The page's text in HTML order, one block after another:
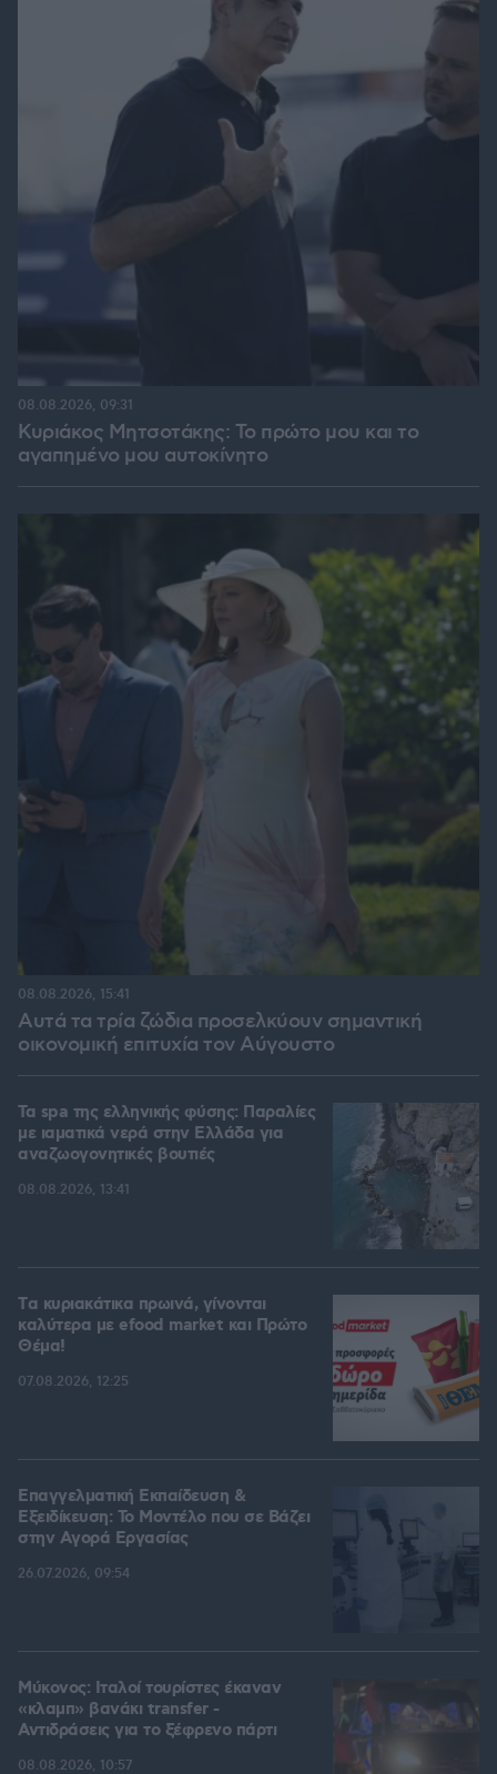
Κυριάκος Μητσοτάκης: Το πρώτο μου και το
αγαπημένο μου αυτοκίνητο
08.08.2026, 09:31
Αυτά τα τρία ζώδια προσελκύουν σημαντική
οικονομική επιτυχία τον Αύγουστο
08.08.2026, 15:41
Τα spa της ελληνικής φύσης: Παραλίες
με ιαματικά νερά στην Ελλάδα για
αναζωογονητικές βουτιές
08.08.2026, 13:41
Tα κυριακάτικα πρωινά, γίνονται
καλύτερα με efood market και Πρώτο
Θέμα!
07.08.2026, 12:25
Επαγγελματική Εκπαίδευση &
Εξειδίκευση: Το Mοντέλο που σε Bάζει
στην Aγορά Eργασίας
26.07.2026, 09:54
Μύκονος: Ιταλοί τουρίστες έκαναν
«κλαμπ» βανάκι transfer -
Αντιδράσεις για το ξέφρενο πάρτι
08.08.2026, 10:57